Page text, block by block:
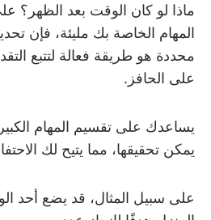
ماذا لو كان الوقت بعد الظهر؟
المهام الخاصة بك مليئة، فإن
محددة هو طريقة فعالة لتتبع
على الحافز.
يساعدك على تقسيم المهام
يمكن تحقيقها، مما يتيح لك
على سبيل المثال، قد يضع أحد